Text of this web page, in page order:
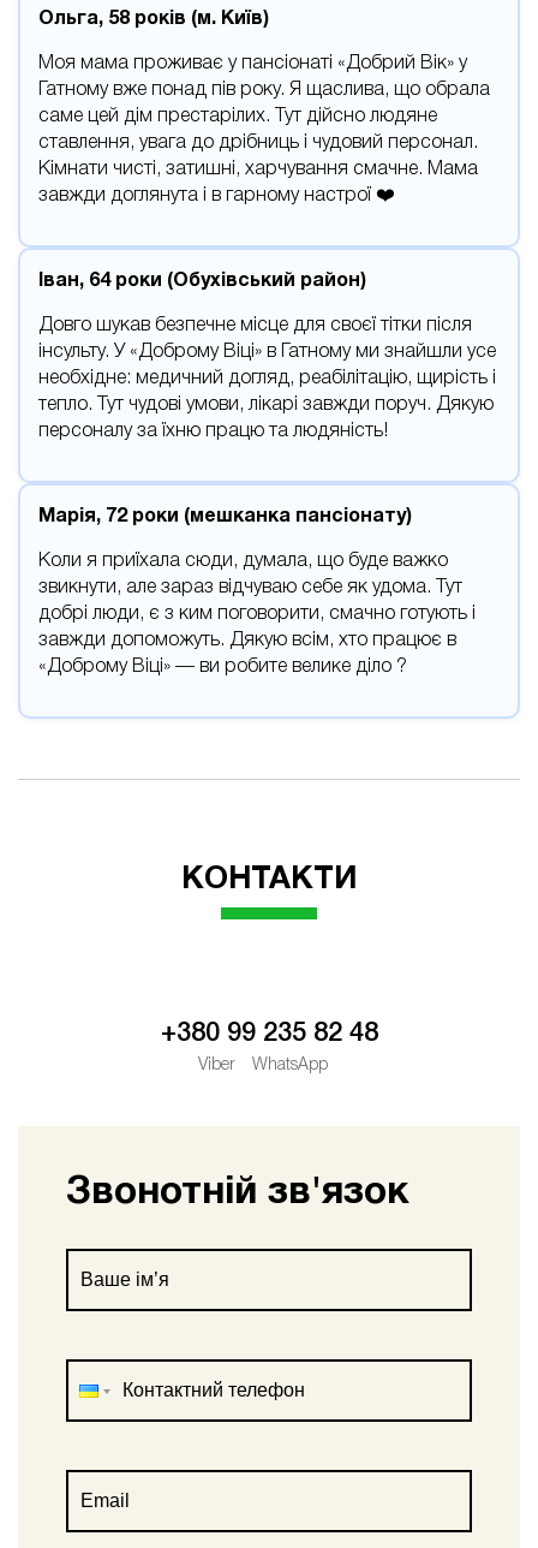
Ольга, 58 років (м. Київ)
Моя мама проживає у пансіонаті «Добрий Вік» у
Гатному вже понад пів року. Я щаслива, що обрала
саме цей дім престарілих. Тут дійсно людяне
ставлення, увага до дрібниць і чудовий персонал.
Кімнати чисті, затишні, харчування смачне. Мама
завжди доглянута і в гарному настрої ❤️
Іван, 64 роки (Обухівський район)
Довго шукав безпечне місце для своєї тітки після
інсульту. У «Доброму Віці» в Гатному ми знайшли усе
необхідне: медичний догляд, реабілітацію, щирість і
тепло. Тут чудові умови, лікарі завжди поруч. Дякую
персоналу за їхню працю та людяність!
Марія, 72 роки (мешканка пансіонату)
Коли я приїхала сюди, думала, що буде важко
звикнути, але зараз відчуваю себе як удома. Тут
добрі люди, є з ким поговорити, смачно готують і
завжди допоможуть. Дякую всім, хто працює в
«Доброму Віці» — ви робите велике діло ?
КОНТАКТИ
+380 99 235 82 48
Viber WhatsApp
Звонотній зв'язок